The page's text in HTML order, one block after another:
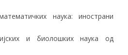
наука: инострани
и биолошких наука од